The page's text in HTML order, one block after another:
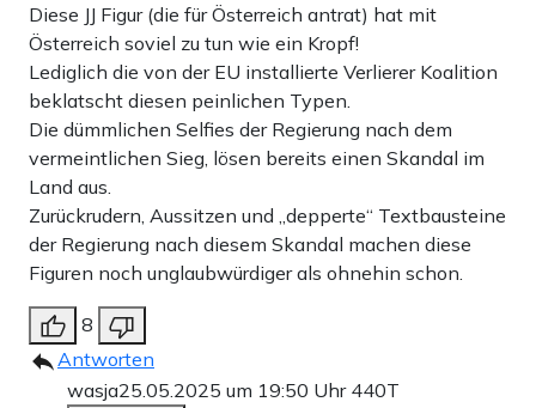
Diese JJ Figur (die für Österreich antrat) hat mit
Österreich soviel zu tun wie ein Kropf!
Lediglich die von der EU installierte Verlierer Koalition
beklatscht diesen peinlichen Typen.
Die dümmlichen Selfies der Regierung nach dem
vermeintlichen Sieg, lösen bereits einen Skandal im
Land aus.
Zurückrudern, Aussitzen und „depperte“ Textbausteine
der Regierung nach diesem Skandal machen diese
Figuren noch unglaubwürdiger als ohnehin schon.
8
Antworten
wasja25.05.2025 um 19:50 Uhr 440T